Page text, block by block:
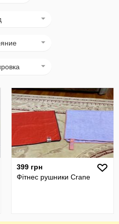
399 грн
Фітнес рушники Crane